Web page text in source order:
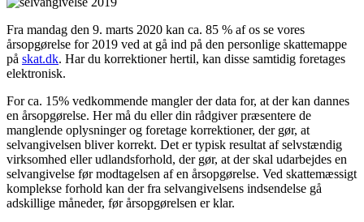
Fra mandag den 9. marts 2020 kan ca. 85 % af os se vores
årsopgørelse for 2019 ved at gå ind på den personlige skattemappe
på skat.dk. Har du korrektioner hertil, kan disse samtidig foretages
elektronisk.
For ca. 15% vedkommende mangler der data for, at der kan dannes
en årsopgørelse. Her må du eller din rådgiver præsentere de
manglende oplysninger og foretage korrektioner, der gør, at
selvangivelsen bliver korrekt. Det er typisk resultat af selvstændig
virksomhed eller udlandsforhold, der gør, at der skal udarbejdes en
selvangivelse før modtagelsen af en årsopgørelse. Ved skattemæssigt
komplekse forhold kan der fra selvangivelsens indsendelse gå
adskillige måneder, før årsopgørelsen er klar.